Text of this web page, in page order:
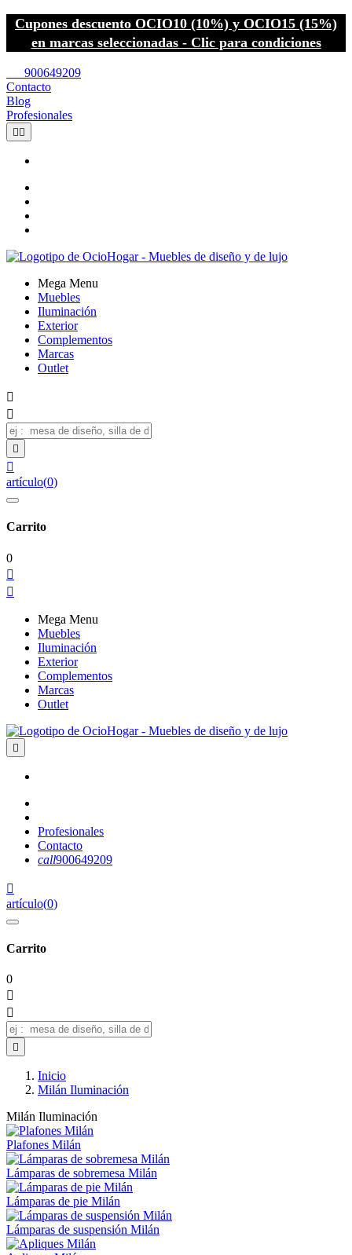
Cupones descuento OCIO10 (10%) y OCIO15 (15%)
en marcas seleccionadas - Clic para condiciones
900649209
Contacto
Blog
Profesionales
 
Mega Menu
Muebles
Iluminación
Exterior
Complementos
Marcas
Outlet




artículo(0)
Carrito
0


Mega Menu
Muebles
Iluminación
Exterior
Complementos
Marcas
Outlet

Profesionales
Contacto
call900649209

artículo(0)
Carrito
0



Inicio
Milán Iluminación
Milán Iluminación
Plafones Milán
Lámparas de sobremesa Milán
Lámparas de pie Milán
Lámparas de suspensión Milán